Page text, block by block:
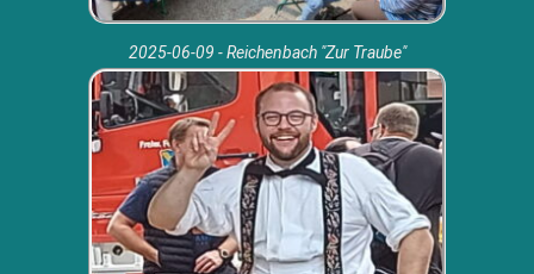
2025-06-09 - Reichenbach "Zur Traube"